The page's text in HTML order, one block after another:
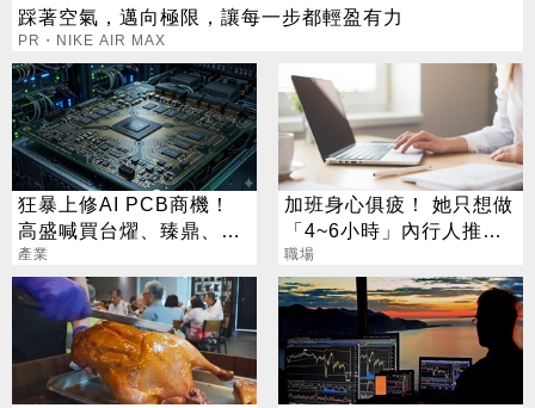
踩著空氣，邁向極限，讓每一步都輕盈有力
PR・NIKE AIR MAX
狂暴上修AI PCB商機！
高盛喊買台燿、臻鼎、台
產業
加班身心俱疲！ 她只想做
「4~6小時」內行人推這
行：月收10萬
職場